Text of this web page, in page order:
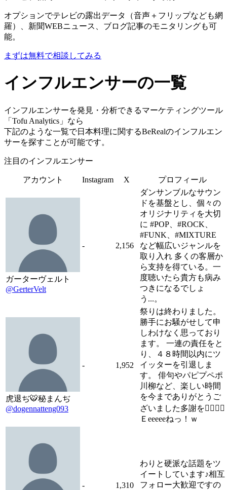
オプションでテレビの露出データ（音声＋フリップなども網
羅）、新聞WEBニュース、ブログ記事のモニタリングも可
能。
まずは無料で相談してみる
インフルエンサーの一覧
インフルエンサーを発見・分析できるマーケティングツール
「Tofu Analytics」なら
下記のような一覧で日本料理に関するBeRealのインフルエン
サーを探すことが可能です。
注目のインフルエンサー
アカウント Instagram X プロフィール
ガーターヴェルト
@GerterVelt
- 2,156
ダンサンブルなサウン
ドを基盤とし、個々の
オリジナリティを大切
に #POP、#ROCK、
#FUNK、#MIXTURE
など幅広いジャンルを
取り入れ 多くの客層か
ら支持を得ている。一
度聴いたら貴方も病み
つきになるでしょ
う...。
虎退ぢ🐯秘まんぢ
@dogennatteng093
- 1,952
祭りは終わりました。
勝手にお騒がせして申
しわけなく思っており
ます。 一連の責任をと
り、４８時間以内にツ
イッターを引退しま
す。 俳句やパピプペポ
川柳など、楽しい時間
を今までありがとうご
ざいました多謝を🙇‍♂️🙇‍♂️
Ｅeeeeeねっ！ｗ
- 1,310
わりと硬派な話題をツ
イートしています♪相互
フォロー大歓迎ですの